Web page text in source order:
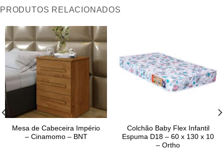
PRODUTOS RELACIONADOS
Mesa de Cabeceira Império
– Cinamomo – BNT
Colchão Baby Flex Infantil
Espuma D18 – 60 x 130 x 10
– Ortho